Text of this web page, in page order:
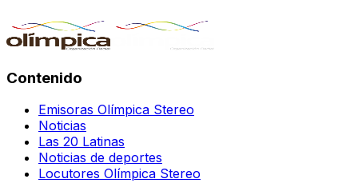
Contenido
Emisoras Olímpica Stereo
Noticias
Las 20 Latinas
Noticias de deportes
Locutores Olímpica Stereo